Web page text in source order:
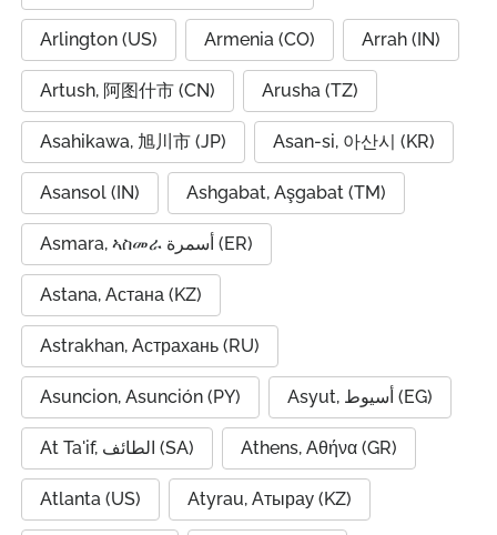
Arlington (US) Armenia (CO) Arrah (IN)
Artush, 阿图什市 (CN) Arusha (TZ)
Asahikawa, 旭川市 (JP) Asan-si, 아산시 (KR)
Asansol (IN) Ashgabat, Aşgabat (TM)
Asmara, ኣስመራ أسمرة (ER)
Astana, Астана (KZ)
Astrakhan, Астрахань (RU)
Asuncion, Asunción (PY) Asyut, أسيوط (EG)
At Ta'if, الطائف (SA) Athens, Αθήνα (GR)
Atlanta (US) Atyrau, Атырау (KZ)